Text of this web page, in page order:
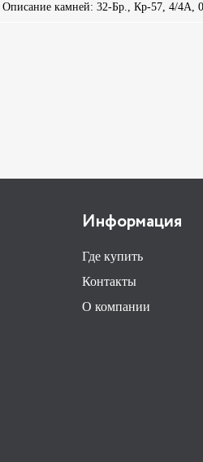
Описание камней: 32-Бр., Кр-57, 4/4А,
Информация
Где купить
Контакты
О компании